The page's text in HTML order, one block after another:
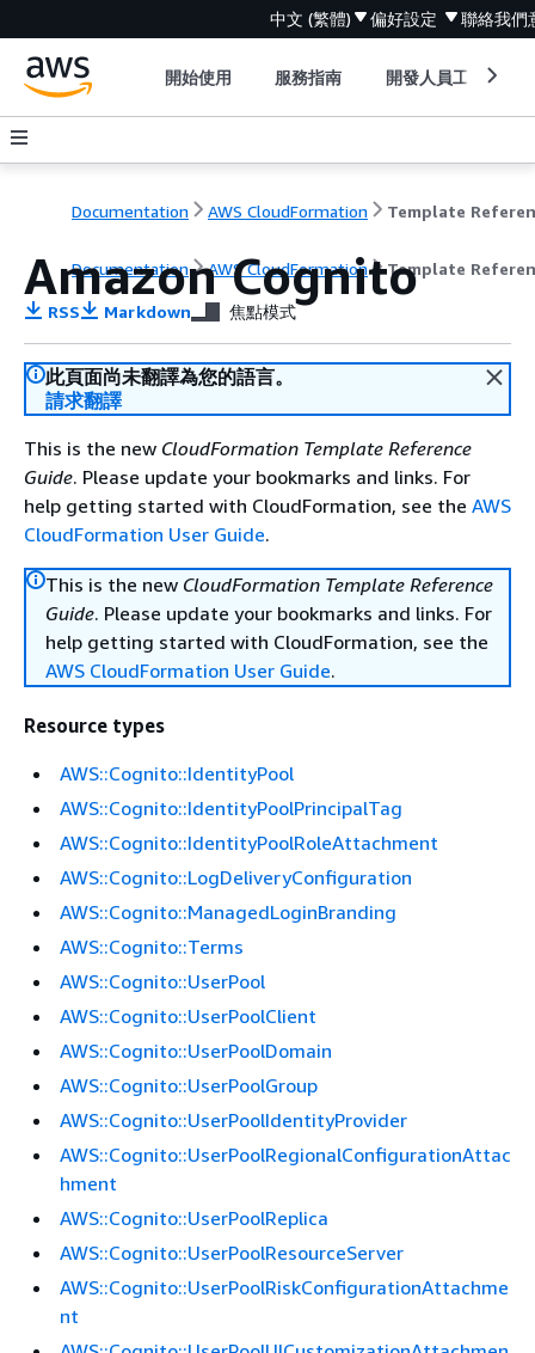
中文 (繁體) 偏好設定 聯絡我們
開始使用 服務指南 開發人員工具
Documentation AWS CloudFormation Template
Documentation AWS CloudFormation Template
Amazon Cognito
RSS Markdown 焦點模式
此頁面尚未翻譯為您的語言。
請求翻譯
This is the new CloudFormation Template Reference
Guide. Please update your bookmarks and links. For
help getting started with CloudFormation, see the AWS
CloudFormation User Guide.
This is the new CloudFormation Template Reference
Guide. Please update your bookmarks and links. For
help getting started with CloudFormation, see the
AWS CloudFormation User Guide.
Resource types
AWS::Cognito::IdentityPool
AWS::Cognito::IdentityPoolPrincipalTag
AWS::Cognito::IdentityPoolRoleAttachment
AWS::Cognito::LogDeliveryConfiguration
AWS::Cognito::ManagedLoginBranding
AWS::Cognito::Terms
AWS::Cognito::UserPool
AWS::Cognito::UserPoolClient
AWS::Cognito::UserPoolDomain
AWS::Cognito::UserPoolGroup
AWS::Cognito::UserPoolIdentityProvider
AWS::Cognito::UserPoolRegionalConfigurationAttac
hment
AWS::Cognito::UserPoolReplica
AWS::Cognito::UserPoolResourceServer
AWS::Cognito::UserPoolRiskConfigurationAttachme
nt